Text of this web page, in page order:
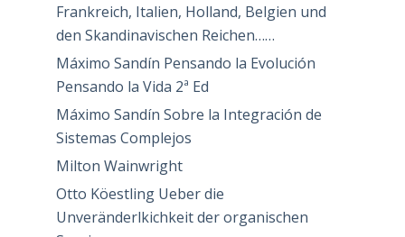
Frankreich, Italien, Holland, Belgien und
den Skandinavischen Reichen……
Máximo Sandín Pensando la Evolución
Pensando la Vida 2ª Ed
Máximo Sandín Sobre la Integración de
Sistemas Complejos
Milton Wainwright
Otto Köestling Ueber die
Unveränderlkichkeit der organischen